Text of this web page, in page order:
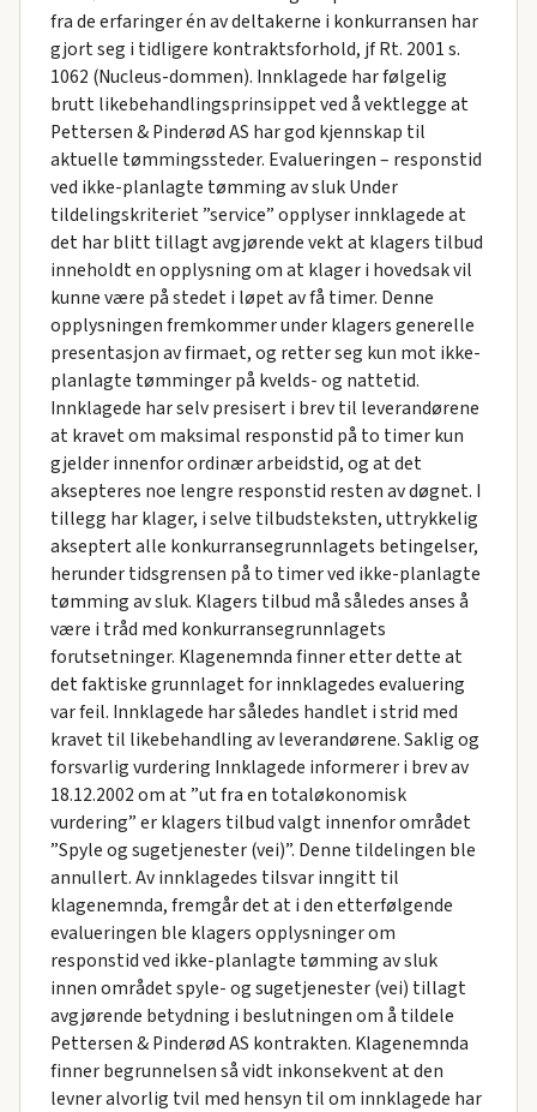
fra de erfaringer én av deltakerne i konkurransen har
gjort seg i tidligere kontraktsforhold, jf Rt. 2001 s.
1062 (Nucleus-dommen). Innklagede har følgelig
brutt likebehandlingsprinsippet ved å vektlegge at
Pettersen & Pinderød AS har god kjennskap til
aktuelle tømmingssteder. Evalueringen – responstid
ved ikke-planlagte tømming av sluk Under
tildelingskriteriet ”service” opplyser innklagede at
det har blitt tillagt avgjørende vekt at klagers tilbud
inneholdt en opplysning om at klager i hovedsak vil
kunne være på stedet i løpet av få timer. Denne
opplysningen fremkommer under klagers generelle
presentasjon av firmaet, og retter seg kun mot ikke-
planlagte tømminger på kvelds- og nattetid.
Innklagede har selv presisert i brev til leverandørene
at kravet om maksimal responstid på to timer kun
gjelder innenfor ordinær arbeidstid, og at det
aksepteres noe lengre responstid resten av døgnet. I
tillegg har klager, i selve tilbudsteksten, uttrykkelig
akseptert alle konkurransegrunnlagets betingelser,
herunder tidsgrensen på to timer ved ikke-planlagte
tømming av sluk. Klagers tilbud må således anses å
være i tråd med konkurransegrunnlagets
forutsetninger. Klagenemnda finner etter dette at
det faktiske grunnlaget for innklagedes evaluering
var feil. Innklagede har således handlet i strid med
kravet til likebehandling av leverandørene. Saklig og
forsvarlig vurdering Innklagede informerer i brev av
18.12.2002 om at ”ut fra en totaløkonomisk
vurdering” er klagers tilbud valgt innenfor området
”Spyle og sugetjenester (vei)”. Denne tildelingen ble
annullert. Av innklagedes tilsvar inngitt til
klagenemnda, fremgår det at i den etterfølgende
evalueringen ble klagers opplysninger om
responstid ved ikke-planlagte tømming av sluk
innen området spyle- og sugetjenester (vei) tillagt
avgjørende betydning i beslutningen om å tildele
Pettersen & Pinderød AS kontrakten. Klagenemnda
finner begrunnelsen så vidt inkonsekvent at den
levner alvorlig tvil med hensyn til om innklagede har